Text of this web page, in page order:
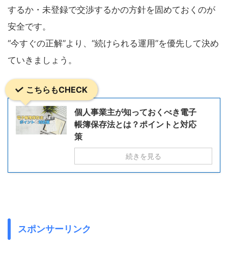
するか・未登録で交渉するかの方針を固めておくのが
安全です。
“今すぐの正解”より、“続けられる運用”を優先して決め
ていきましょう。
こちらもCHECK
個人事業主が知っておくべき電子
帳簿保存法とは？ポイントと対応
策
続きを見る
スポンサーリンク